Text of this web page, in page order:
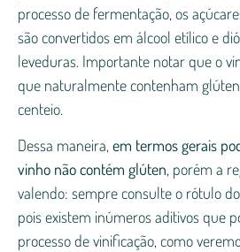
processo de fermentação, os
são convertidos em álcool etílico e
leveduras. Importante notar que o
que naturalmente contenham
centeio.
Dessa maneira, em termos gerais
vinho não contém glúten, porém a
valendo: sempre consulte o rótulo
pois existem inúmeros aditivos que
processo de vinificação, como